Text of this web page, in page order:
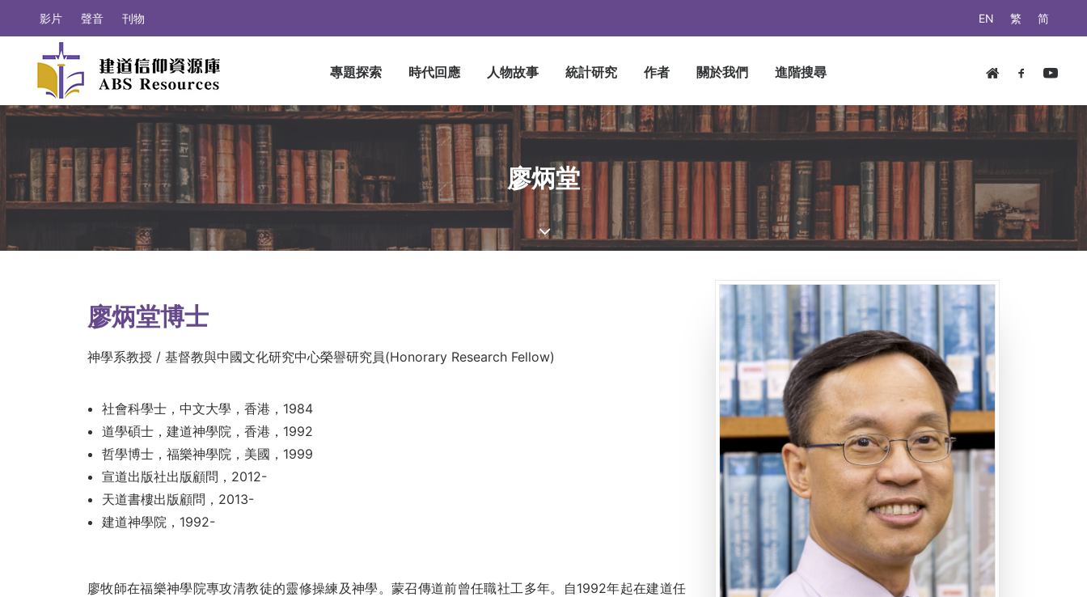
EN 繁 简
影片 聲音 刊物
專題探索 時代回應 人物故事 統計研究 作者 關於我們 進階搜尋
廖炳堂
廖炳堂博士
神學系教授 / 基督教與中國文化研究中心榮譽研究員(Honorary Research Fellow)
社會科學士，中文大學，香港，1984
道學碩士，建道神學院，香港，1992
哲學博士，福樂神學院，美國，1999
宣道出版社出版顧問，2012-
天道書樓出版顧問，2013-
建道神學院，1992-
廖牧師在福樂神學院專攻清教徒的靈修操練及神學。蒙召傳道前曾任職社工多年。自1992年起在建道任